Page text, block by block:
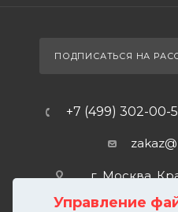
Управление
ПОДПИСАТЬСЯ НА
+7 (499) 302-00-
г. Москва,